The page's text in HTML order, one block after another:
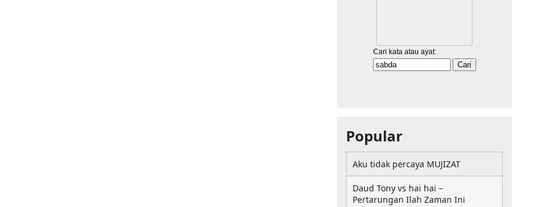
Popular
Aku tidak percaya MUJIZAT
Daud Tony vs hai hai –
Pertarungan Ilah Zaman Ini